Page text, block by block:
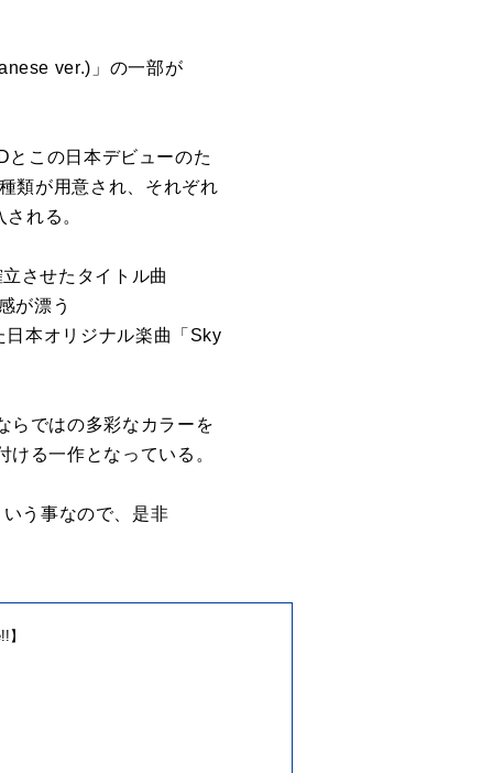
ver.)」の一部が
この日本デビューのた
類が用意され、それぞれ
れる。
させたタイトル曲
が漂う
日本オリジナル楽曲「Sky
らではの多彩なカラーを
る一作となっている。
う事なので、是非